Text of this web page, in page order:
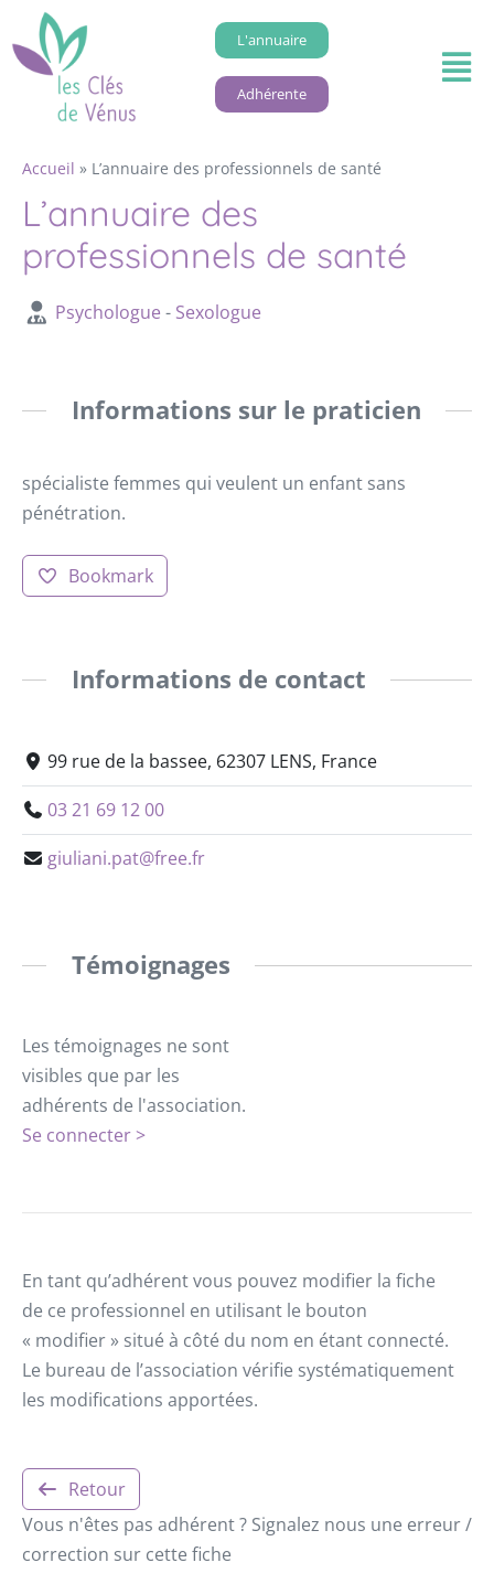
L'annuaire
Adhérente
Accueil » L’annuaire des professionnels de santé
L’annuaire des
professionnels de santé
Psychologue - Sexologue
Informations sur le praticien
spécialiste femmes qui veulent un enfant sans
pénétration.
Bookmark
Informations de contact
99 rue de la bassee, 62307 LENS, France
03 21 69 12 00
giuliani.pat@free.fr
Témoignages
Les témoignages ne sont
visibles que par les
adhérents de l'association.
Se connecter >
En tant qu’adhérent vous pouvez modifier la fiche
de ce professionnel en utilisant le bouton
« modifier » situé à côté du nom en étant connecté.
Le bureau de l’association vérifie systématiquement
les modifications apportées.
Retour
Vous n'êtes pas adhérent ? Signalez nous une erreur /
correction sur cette fiche